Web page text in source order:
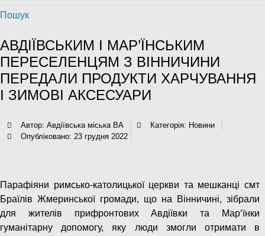
Пошук
АВДІЇВСЬКИМ І МАР’ЇНСЬКИМ
ПЕРЕСЕЛЕНЦЯМ З ВІННИЧИНИ
ПЕРЕДАЛИ ПРОДУКТИ ХАРЧУВАННЯ
І ЗИМОВІ АКСЕСУАРИ
Автор: Авдіївська міська ВА Категорія: Новини
Опубліковано: 23 грудня 2022
Парафіяни римсько-католицької церкви та мешканці смт
Браїлів Жмеринської громади, що на Вінничині, зібрали
для жителів прифронтових Авдіївки та Мар‘їнки
гуманітарну допомогу, яку люди змогли отримати в